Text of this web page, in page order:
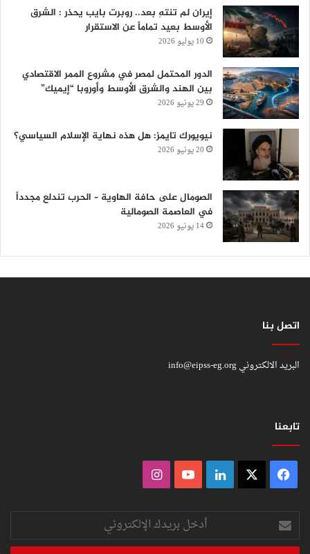
إيران لم تنتهِ بعد.. روبرت بايب يحذر : الشرق
الأوسط بعيد تماماً عن الاستقرار
10 يوليو 2026
الدور المحتمل لمصر في مشروع الممر الاقتصادي
بين الهند والشرق الأوسط وأوروبا “إيميك”
29 يونيو 2026
نيويورك تايمز: هل هذه نهاية الإسلام السياسي؟
20 يونيو 2026
الصومال على حافة الهاوية – الحرب تندلع مجدداً
في العاصمة الصومالية
14 يونيو 2026
اتصل بنا
البريد الالكترونيinfo@eipss-eg.org
تابعنا
فيسبوك لينكدإن‫YouTubeانستقرام
أدخل
بريدك
الإلكتروني